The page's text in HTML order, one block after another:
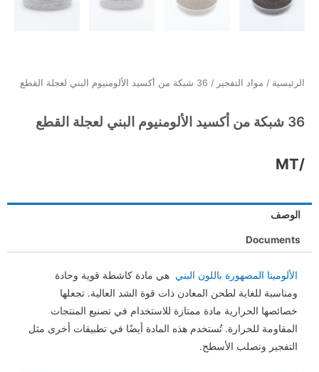
الرئيسية / مواد التفجير / 36 شبكة من أكسيد الألومنيوم البني لعجلة القطع
36 شبكة من أكسيد الألومنيوم البني لعجلة القطع
/MT
الوصف
Documents
الألومينا المصهورة باللون البني هي مادة كاشطة قوية وحادة
ومناسبة للغاية لطحن المعادن ذات قوة الشد العالية. تجعلها
خصائصها الحرارية مادة ممتازة للاستخدام في تصنيع المنتجات
المقاومة للحرارة. تُستخدم هذه المادة أيضًا في تطبيقات أخرى مثل
التفجير وتصلب الأسطح.